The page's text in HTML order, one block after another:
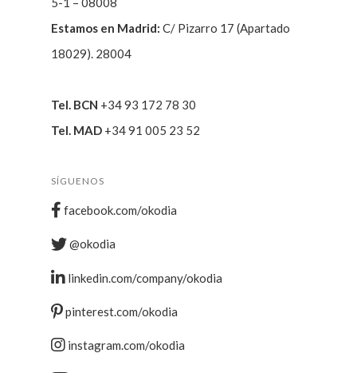
Estamos en Madrid: C/ Pizarro 17 (Apartado
18029). 28004
Tel. BCN +34 93 172 78 30
Tel. MAD +34 91 005 23 52
SÍGUENOS
facebook.com/okodia
@okodia
linkedin.com/company/okodia
pinterest.com/okodia
instagram.com/okodia